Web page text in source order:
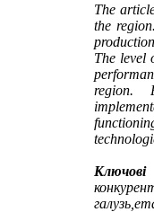
The
the
The level
region.